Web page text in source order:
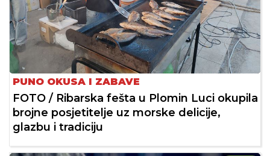
PUNO OKUSA I ZABAVE
FOTO / Ribarska fešta u Plomin Luci okupila
brojne posjetitelje uz morske delicije,
glazbu i tradiciju